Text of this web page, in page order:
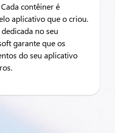
Cada contêiner é
aplicativo que o criou.
no seu
garante que os
do seu aplicativo